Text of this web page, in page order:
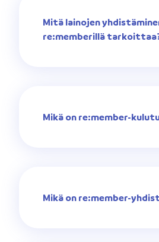
Mitä lainojen
re:memberillä
Mikä on re:member-
Mikä on re:member-